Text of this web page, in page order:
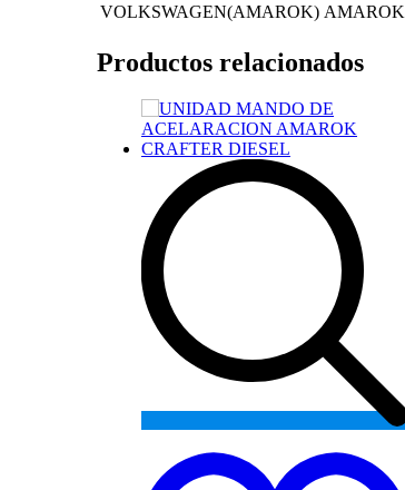
VOLKSWAGEN(AMAROK) AMAROK
Productos relacionados